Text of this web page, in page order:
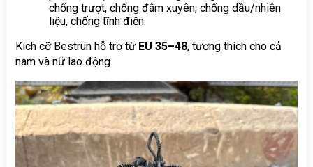
chống trượt, chống đâm xuyên, chống dầu/nhiên
liệu, chống tĩnh điện.
Kích cỡ Bestrun hỗ trợ từ EU 35–48, tương thích cho cả
nam và nữ lao động.